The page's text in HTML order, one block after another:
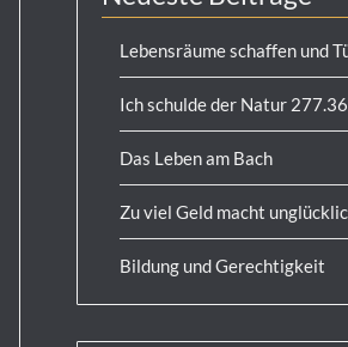
Lebensräume schaffen und
Ich schulde der Natur
Das Leben am Bach
Zu viel Geld macht
Bildung und Gerechtigkeit